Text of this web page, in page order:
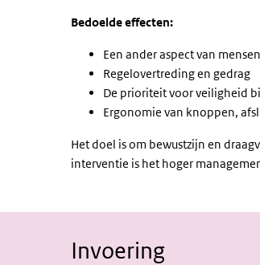
Bedoelde effecten:
Een ander aspect van
Regelovertreding en gedrag
De prioriteit voor veiligheid
Ergonomie van knoppen,
Het doel is om bewustzijn en
interventie is het hoger
Invoering